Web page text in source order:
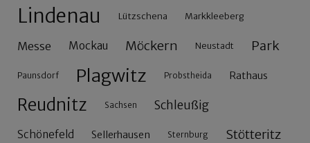
Lindenau Lützschena Markkleeberg
Messe Mockau Möckern Neustadt Park
Paunsdorf Plagwitz Probstheida Rathaus
Reudnitz Sachsen Schleußig
Schönefeld Sellerhausen Sternburg Stötteritz